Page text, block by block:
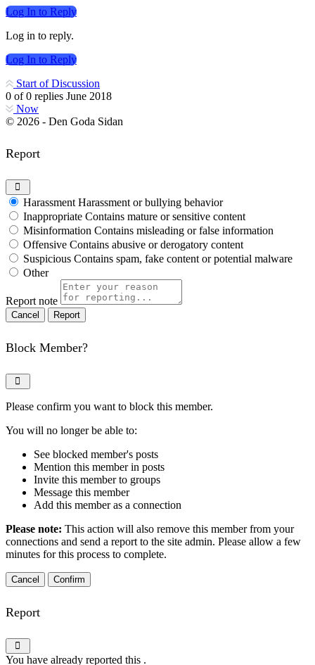
Log In to Reply
Log in to reply.
Log In to Reply
Start of Discussion
0 of0 replies June 2018
Now
© 2026 - Den Goda Sidan
Report
Harassment Harassment or bullying behavior
Inappropriate Contains mature or sensitive content
Misinformation Contains misleading or false information
Offensive Contains abusive or derogatory content
Suspicious Contains spam, fake content or potential malware
Other
Report note
Report
Block Member?
Please confirm you want to block this member.
You will no longer be able to:
See blocked member's posts
Mention this member in posts
Invite this member to groups
Message this member
Add this member as a connection
Please note: This action will also remove this member from your
connections and send a report to the site admin. Please allow a few
minutes for this process to complete.
Confirm
Report
You have already reported this .